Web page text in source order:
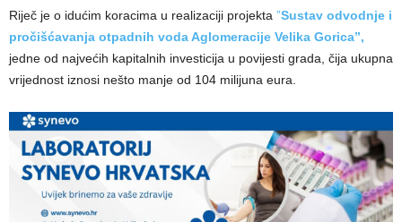
Riječ je o idućim koracima u realizaciji projekta ”Sustav odvodnje i
pročišćavanja otpadnih voda Aglomeracije Velika Gorica”,
jedne od najvećih kapitalnih investicija u povijesti grada, čija ukupna
vrijednost iznosi nešto manje od 104 milijuna eura.